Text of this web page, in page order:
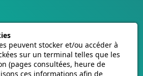
peuvent stocker et/ou accéder à
sur un terminal telles que les
(pages consultées, heure de
ces informations afin de